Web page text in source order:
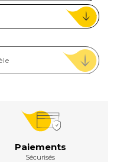
Paiements
Sécurisés